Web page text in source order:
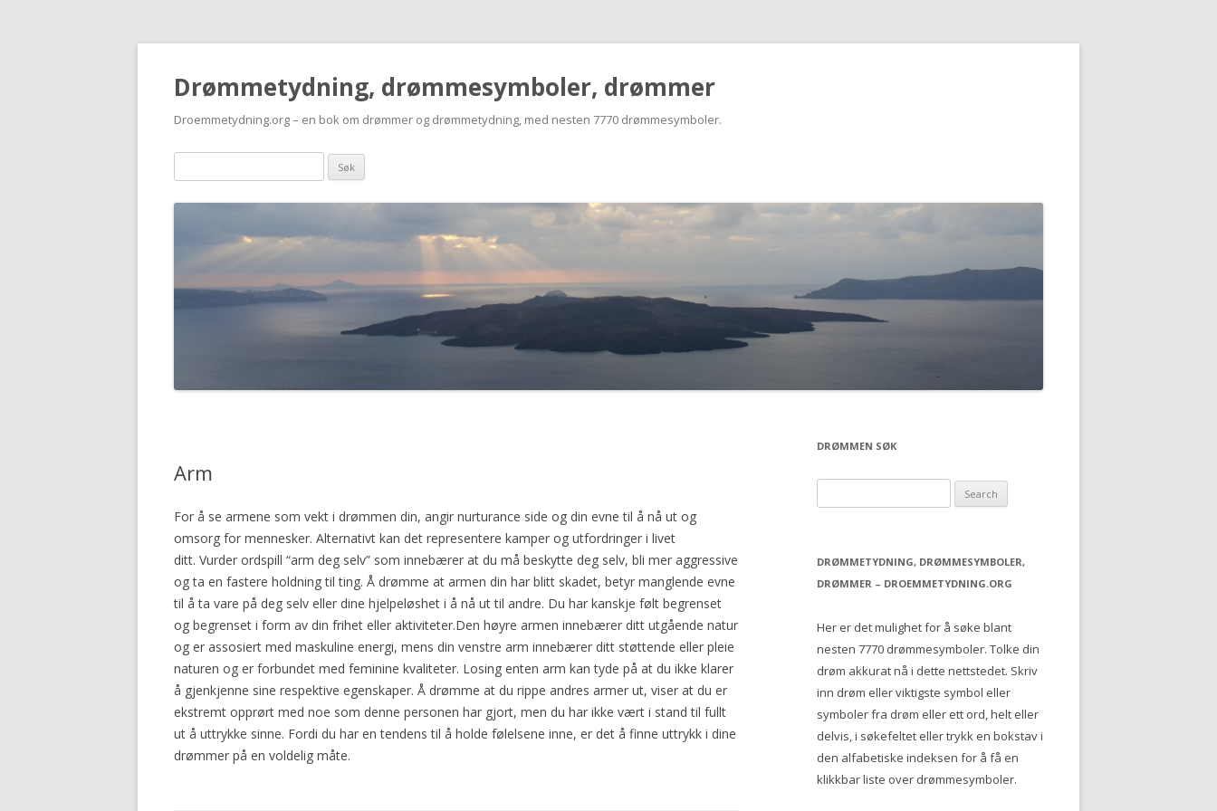
Drømmetydning, drømmesymboler, drømmer
Droemmetydning.org – en bok om drømmer og drømmetydning, med nesten 7770 drømmesymboler.
søk:
Arm
For å se armene som vekt i drømmen din, angir nurturance side og din evne til å nå ut og
omsorg for mennesker. Alternativt kan det representere kamper og utfordringer i livet
ditt. Vurder ordspill “arm deg selv” som innebærer at du må beskytte deg selv, bli mer aggressive
og ta en fastere holdning til ting. Å drømme at armen din har blitt skadet, betyr manglende evne
til å ta vare på deg selv eller dine hjelpeløshet i å nå ut til andre. Du har kanskje følt begrenset
og begrenset i form av din frihet eller aktiviteter.Den høyre armen innebærer ditt utgående natur
og er assosiert med maskuline energi, mens din venstre arm innebærer ditt støttende eller pleie
naturen og er forbundet med feminine kvaliteter. Losing enten arm kan tyde på at du ikke klarer
å gjenkjenne sine respektive egenskaper. Å drømme at du rippe andres armer ut, viser at du er
ekstremt opprørt med noe som denne personen har gjort, men du har ikke vært i stand til fullt
ut å uttrykke sinne. Fordi du har en tendens til å holde følelsene inne, er det å finne uttrykk i dine
drømmer på en voldelig måte.
DRØMMEN SØK
e
r
c
f
:
DRØMMETYDNING, DRØMMESYMBOLER,
DRØMMER – DROEMMETYDNING.ORG
Her er det mulighet for å søke blant
nesten 7770 drømmesymboler. Tolke din
drøm akkurat nå i dette nettstedet. Skriv
inn drøm eller viktigste symbol eller
symboler fra drøm eller ett ord, helt eller
delvis, i søkefeltet eller trykk en bokstav i
den alfabetiske indeksen for å få en
klikkbar liste over drømmesymboler.